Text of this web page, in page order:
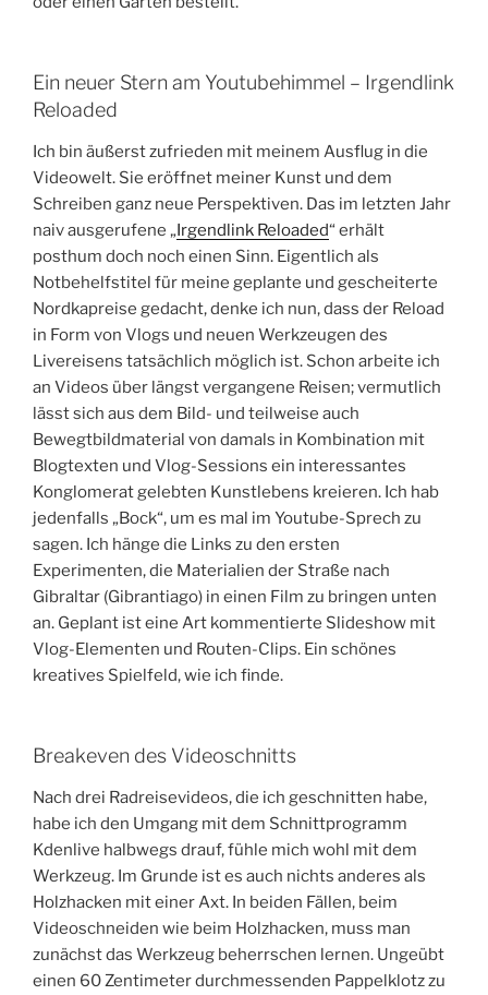
Ein neuer Stern am Youtubehimmel – Irgendlink
Reloaded
Ich bin äußerst zufrieden mit meinem Ausflug in die
Videowelt. Sie eröffnet meiner Kunst und dem
Schreiben ganz neue Perspektiven. Das im letzten Jahr
naiv ausgerufene „Irgendlink Reloaded“ erhält
posthum doch noch einen Sinn. Eigentlich als
Notbehelfstitel für meine geplante und gescheiterte
Nordkapreise gedacht, denke ich nun, dass der Reload
in Form von Vlogs und neuen Werkzeugen des
Livereisens tatsächlich möglich ist. Schon arbeite ich
an Videos über längst vergangene Reisen; vermutlich
lässt sich aus dem Bild- und teilweise auch
Bewegtbildmaterial von damals in Kombination mit
Blogtexten und Vlog-Sessions ein interessantes
Konglomerat gelebten Kunstlebens kreieren. Ich hab
jedenfalls „Bock“, um es mal im Youtube-Sprech zu
sagen. Ich hänge die Links zu den ersten
Experimenten, die Materialien der Straße nach
Gibraltar (Gibrantiago) in einen Film zu bringen unten
an. Geplant ist eine Art kommentierte Slideshow mit
Vlog-Elementen und Routen-Clips. Ein schönes
kreatives Spielfeld, wie ich finde.
Breakeven des Videoschnitts
Nach drei Radreisevideos, die ich geschnitten habe,
habe ich den Umgang mit dem Schnittprogramm
Kdenlive halbwegs drauf, fühle mich wohl mit dem
Werkzeug. Im Grunde ist es auch nichts anderes als
Holzhacken mit einer Axt. In beiden Fällen, beim
Videoschneiden wie beim Holzhacken, muss man
zunächst das Werkzeug beherrschen lernen. Ungeübt
einen 60 Zentimeter durchmessenden Pappelklotz zu